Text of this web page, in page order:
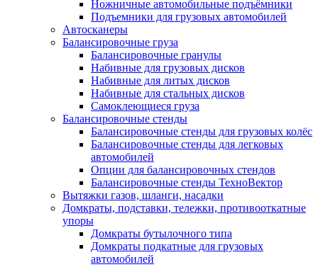
Ножничные автомобильные подъёмники
Подъемники для грузовых автомобилей
Автосканеры
Балансировочные груза
Балансировочные гранулы
Набивные для грузовых дисков
Набивные для литых дисков
Набивные для стальных дисков
Самоклеющиеся груза
Балансировочные стенды
Балансировочные стенды для грузовых колёс
Балансировочные стенды для легковых
автомобилей
Опции для балансировочных стендов
Балансировочные стенды ТехноВектор
Вытяжки газов, шланги, насадки
Домкраты, подставки, тележки, противооткатные
упоры
Домкраты бутылочного типа
Домкраты подкатные для грузовых
автомобилей